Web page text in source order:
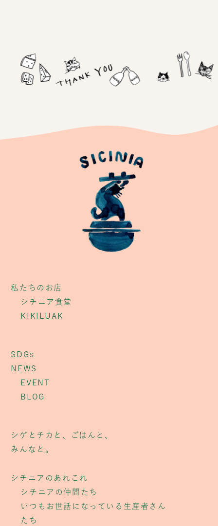
私たちのお店
シチニア食堂
KIKILUAK
SDGs
NEWS
EVENT
BLOG
シゲとチカと、ごはんと、
みんなと。
シチニアのあれこれ
シチニアの仲間たち
いつもお世話になっている生産者さん
たち